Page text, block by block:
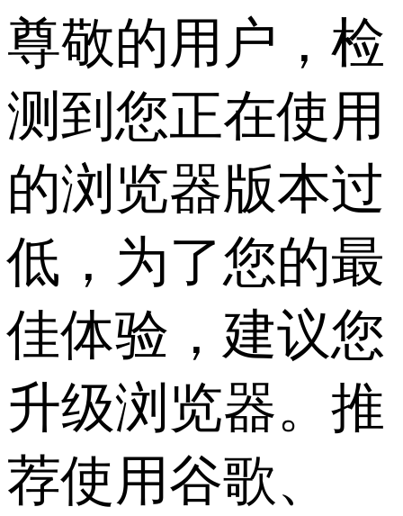
尊敬的用户，检
测到您正在使用
的浏览器版本过
低，为了您的最
佳体验，建议您
升级浏览器。推
荐使用谷歌、